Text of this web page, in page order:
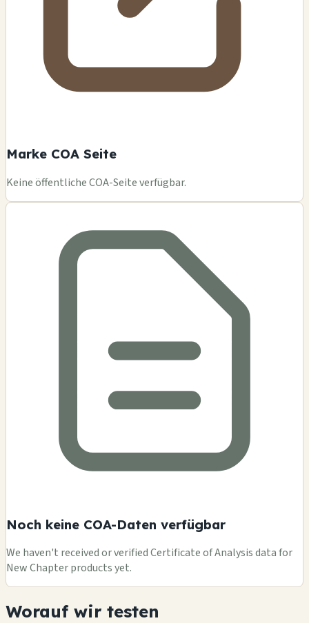
Marke COA Seite
Keine öffentliche COA-Seite verfügbar.
Noch keine COA-Daten verfügbar
We haven't received or verified Certificate of Analysis data for
New Chapter products yet.
Worauf wir testen